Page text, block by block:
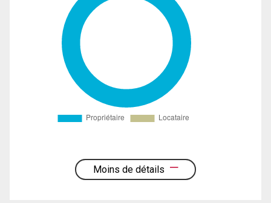
Moins de détails